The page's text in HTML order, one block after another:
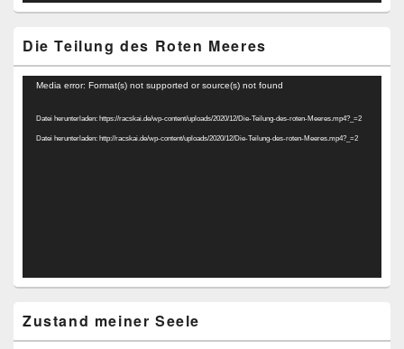
Die Teilung des Roten Meeres
Video-
Media error: Format(s) not supported or source(s) not found
Datei herunterladen: https://racskai.de/wp-content/uploads/2020/12/Die-Teilung-des-roten-Meeres.mp4?_=2
Datei herunterladen: http://racskai.de/wp-content/uploads/2020/12/Die-Teilung-des-roten-Meeres.mp4?_=2
Zustand meiner Seele